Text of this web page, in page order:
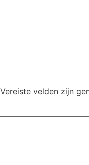
Vereiste velden zijn